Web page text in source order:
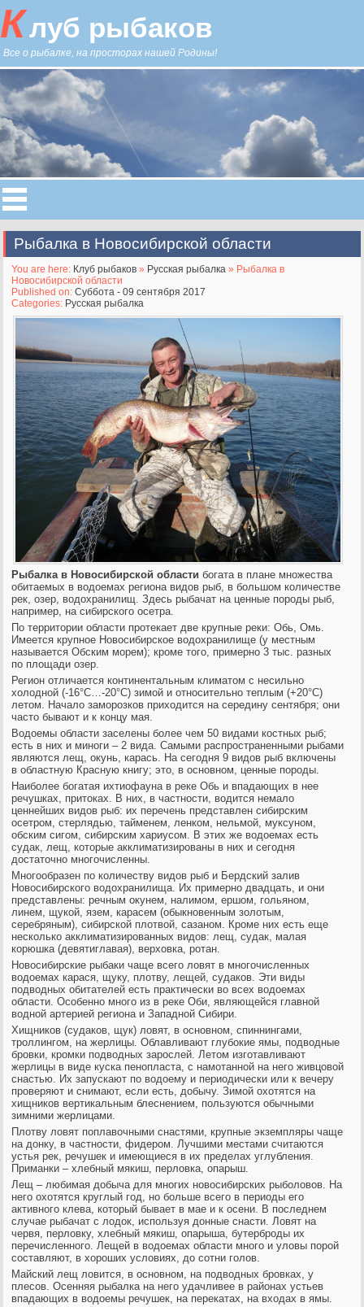
Клуб рыбаков
Все о рыбалке, на просторах нашей Родины!
Рыбалка в Новосибирской области
You are here: Клуб рыбаков » Русская рыбалка » Рыбалка в
Новосибирской области
Published on:Суббота - 09 сентября 2017
Categories: Русская рыбалка
Рыбалка в Новосибирской области богата в плане множества
обитаемых в водоемах региона видов рыб, в большом количестве
рек, озер, водохранилищ. Здесь рыбачат на ценные породы рыб,
например, на сибирского осетра.
По территории области протекает две крупные реки: Обь, Омь.
Имеется крупное Новосибирское водохранилище (у местным
называется Обским морем); кроме того, примерно 3 тыс. разных
по площади озер.
Регион отличается континентальным климатом с несильно
холодной (-16°С…-20°С) зимой и относительно теплым (+20°С)
летом. Начало заморозков приходится на середину сентября; они
часто бывают и к концу мая.
Водоемы области заселены более чем 50 видами костных рыб;
есть в них и миноги – 2 вида. Самыми распространенными рыбами
являются лещ, окунь, карась. На сегодня 9 видов рыб включены
в областную Красную книгу; это, в основном, ценные породы.
Наиболее богатая ихтиофауна в реке Обь и впадающих в нее
речушках, притоках. В них, в частности, водится немало
ценнейших видов рыб: их перечень представлен сибирским
осетром, стерлядью, тайменем, ленком, нельмой, муксуном,
обским сигом, сибирским хариусом. В этих же водоемах есть
судак, лещ, которые акклиматизированы в них и сегодня
достаточно многочисленны.
Многообразен по количеству видов рыб и Бердский залив
Новосибирского водохранилища. Их примерно двадцать, и они
представлены: речным окунем, налимом, ершом, гольяном,
линем, щукой, язем, карасем (обыкновенным золотым,
серебряным), сибирской плотвой, сазаном. Кроме них есть еще
несколько акклиматизированных видов: лещ, судак, малая
корюшка (девятиглавая), верховка, ротан.
Новосибирские рыбаки чаще всего ловят в многочисленных
водоемах карася, щуку, плотву, лещей, судаков. Эти виды
подводных обитателей есть практически во всех водоемах
области. Особенно много из в реке Оби, являющейся главной
водной артерией региона и Западной Сибири.
Хищников (судаков, щук) ловят, в основном, спиннингами,
троллингом, на жерлицы. Облавливают глубокие ямы, подводные
бровки, кромки подводных зарослей. Летом изготавливают
жерлицы в виде куска пенопласта, с намотанной на него живцовой
снастью. Их запускают по водоему и периодически или к вечеру
проверяют и снимают, если есть, добычу. Зимой охотятся на
хищников вертикальным блеснением, пользуются обычными
зимними жерлицами.
Плотву ловят поплавочными снастями, крупные экземпляры чаще
на донку, в частности, фидером. Лучшими местами считаются
устья рек, речушек и имеющиеся в их пределах углубления.
Приманки – хлебный мякиш, перловка, опарыш.
Лещ – любимая добыча для многих новосибирских рыболовов. На
него охотятся круглый год, но больше всего в периоды его
активного клева, который бывает в мае и к осени. В последнем
случае рыбачат с лодок, используя донные снасти. Ловят на
червя, перловку, хлебный мякиш, опарыша, бутерброды их
перечисленного. Лещей в водоемах области много и уловы порой
составляют, в хороших условиях, до сотни голов.
Майский лещ ловится, в основном, на подводных бровках, у
плесов. Осенняя рыбалка на него удачливее в районах устьев
впадающих в водоемы речушек, на перекатах, на входах в ямы.